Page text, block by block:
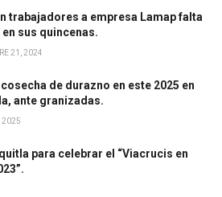
trabajadores a empresa Lamap falta
sus quincenas.
21, 2024
cosecha de durazno en este 2025 en
ante granizadas.
2025
para celebrar el “Viacrucis en